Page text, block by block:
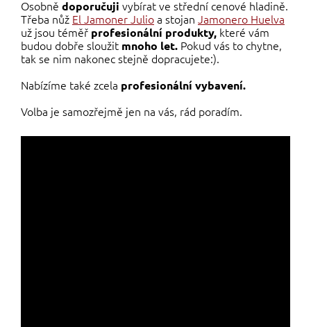
Osobně doporučuji vybírat ve střední cenové hladině.
Třeba nůž El Jamoner Julioa stojan Jamonero Huelva
už jsou téměř profesionální produkty, které vám
budou dobře sloužit mnoho let. Pokud vás to chytne,
tak se nim nakonec stejně dopracujete:).
Nabízíme také zcela profesionální vybavení.
Volba je samozřejmě jen na vás, rád poradím.